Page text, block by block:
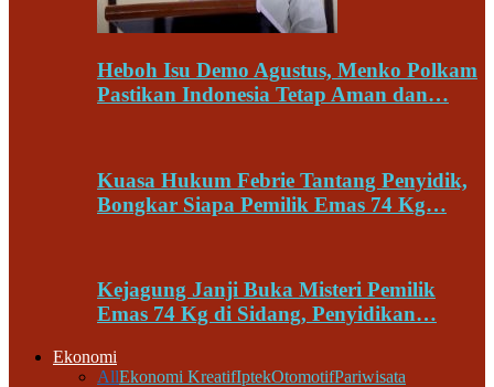
Heboh Isu Demo Agustus, Menko Polkam
Pastikan Indonesia Tetap Aman dan…
Kuasa Hukum Febrie Tantang Penyidik,
Bongkar Siapa Pemilik Emas 74 Kg…
Kejagung Janji Buka Misteri Pemilik
Emas 74 Kg di Sidang, Penyidikan…
Ekonomi
AllEkonomi KreatifIptekOtomotifPariwisata